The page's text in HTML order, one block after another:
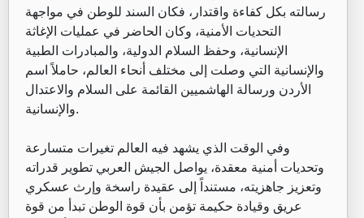
رسالته بكل كفاءة واقتدار، فكان السند للوطن في مواجهة
التحديات الأمنية، وكان الحاضر في عمليات الإغاثة
الإنسانية، وحفظ السلام الدولية، والمبادرات الطبية
والإنسانية التي وصلت إلى مختلف أنحاء العالم، حاملاً اسم
الأردن ورسالة الهاشميين القائمة على السلام والاعتدال
والإنسانية.
وفي الوقت الذي يشهد فيه العالم تغيرات متسارعة
وتحديات أمنية معقدة، يواصل الجيش العربي تطوير قدراته
وتعزيز جاهزيته، مستنداً إلى عقيدة راسخة وإرث عسكري
عريق وقيادة حكيمة تؤمن بأن قوة الوطن تبدأ من قوة